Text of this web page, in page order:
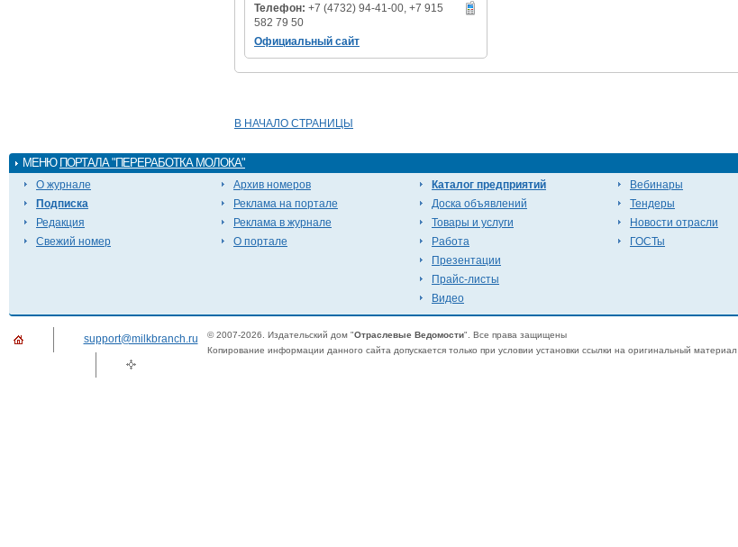
Телефон: +7 (4732) 94-41-00, +7 915
582 79 50
Официальный сайт
В НАЧАЛО СТРАНИЦЫ
МЕНЮ ПОРТАЛА "ПЕРЕРАБОТКА МОЛОКА"
О журнале
Подписка
Редакция
Свежий номер
Архив номеров
Реклама на портале
Реклама в журнале
О портале
Каталог предприятий
Доска объявлений
Товары и услуги
Работа
Презентации
Прайс-листы
Видео
Вебинары
Тендеры
Новости отрасли
ГОСТы
support@milkbranch.ru © 2007-2026. Издательский дом "Отраслевые Ведомости". Все права защищены
Копирование информации данного сайта допускается только при условии установки ссылки на оригинальный материал